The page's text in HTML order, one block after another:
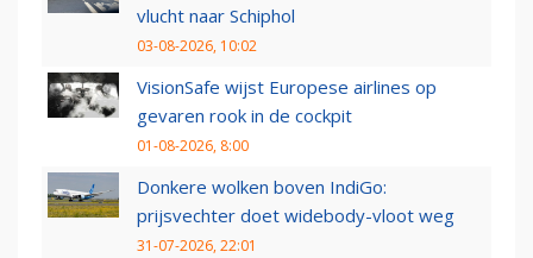
vlucht naar Schiphol
03-08-2026, 10:02
VisionSafe wijst Europese airlines op
gevaren rook in de cockpit
01-08-2026, 8:00
Donkere wolken boven IndiGo:
prijsvechter doet widebody-vloot weg
31-07-2026, 22:01